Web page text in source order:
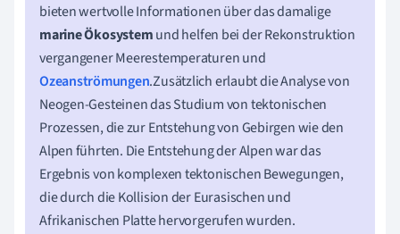
bieten wertvolle Informationen über das damalige
marine Ökosystemund helfen bei der Rekonstruktion
vergangener Meerestemperaturen und
Ozeanströmungen.Zusätzlich erlaubt die Analyse von
Neogen-Gesteinen das Studium von tektonischen
Prozessen, die zur Entstehung von Gebirgen wie den
Alpen führten. Die Entstehung der Alpen war das
Ergebnis von komplexen tektonischen Bewegungen,
die durch die Kollision der Eurasischen und
Afrikanischen Platte hervorgerufen wurden.